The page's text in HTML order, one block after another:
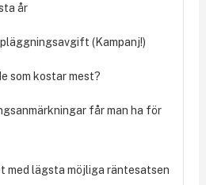
år
(Kampanj!)
som kostar mest?
får man ha för
med lägsta möjliga räntesatsen